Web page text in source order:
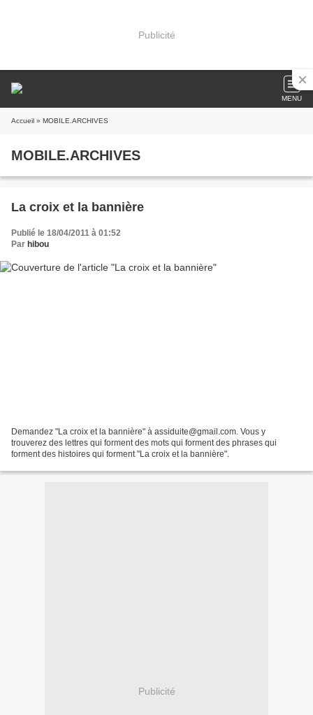
Publicité
MENU
Accueil » MOBILE.ARCHIVES
MOBILE.ARCHIVES
La croix et la bannière
Publié le 18/04/2011 à 01:52
Par hibou
Demandez "La croix et la bannière" à assiduite@gmail.com. Vous y
trouverez des lettres qui forment des mots qui forment des phrases qui
forment des histoires qui forment "La croix et la bannière".
Publicité